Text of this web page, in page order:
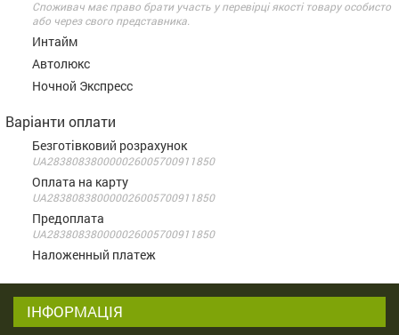
Споживач має право брати участь у перевірці якості товару особисто
або через свого представника.
Интайм
Автолюкс
Ночной Экспресс
Варіанти оплати
Безготівковий розрахунок
UA283808380000026005700911850
Оплата на карту
UA283808380000026005700911850
Предоплата
UA283808380000026005700911850
Наложенный платеж
ІНФОРМАЦІЯ